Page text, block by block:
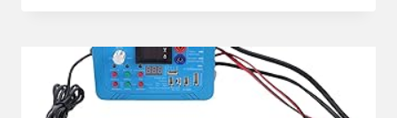
PLATINEN
MIT